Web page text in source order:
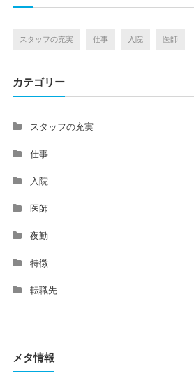
スタッフの充実 仕事 入院 医師
カテゴリー
スタッフの充実
仕事
入院
医師
夜勤
特徴
転職先
メタ情報